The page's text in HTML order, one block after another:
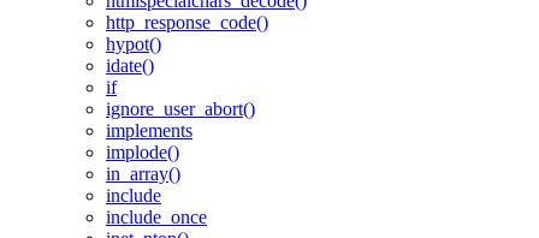
http_response_code()
hypot()
idate()
if
ignore_user_abort()
implements
implode()
in_array()
include
include_once